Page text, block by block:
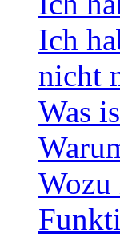
Ich
nicht
Was
Wozu